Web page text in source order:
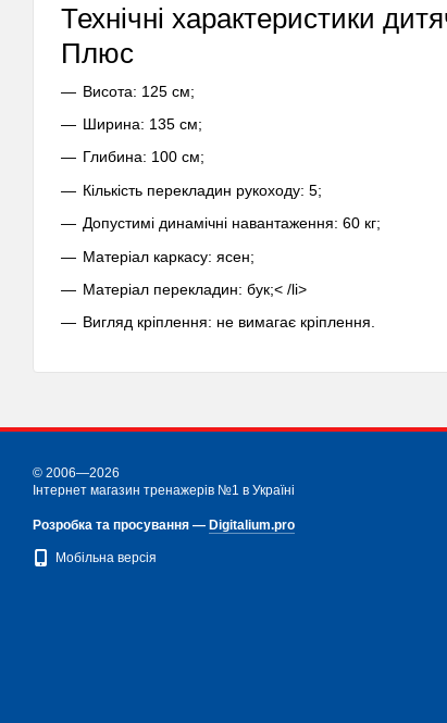
Технічні характеристики
Плюс
Висота: 125 см;
Ширина: 135 см;
Глибина: 100 см;
Кількість перекладин рукоходу: 5;
Допустимі динамічні навантаження: 60 кг;
Матеріал каркасу: ясен;
Матеріал перекладин: бук;< /li>
Вигляд кріплення: не вимагає кріплення.
© 2006—2026
Інтернет магазин тренажерів №1 в Україні
Розробка та просування — Digitalium.pro
Мобільна версія